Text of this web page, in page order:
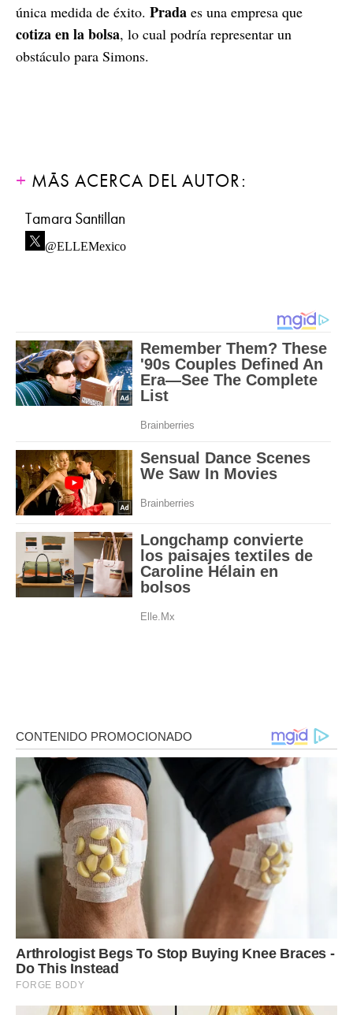
única medida de éxito. Prada es una empresa que
cotiza en la bolsa, lo cual podría representar un
obstáculo para Simons.
MÁS ACERCA DEL AUTOR:
Tamara Santillan
@ELLEMexico